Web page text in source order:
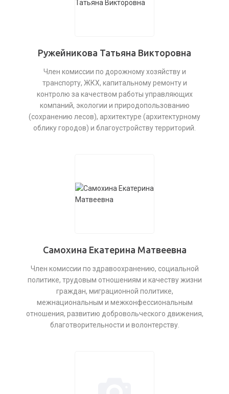
Ружейникова Татьяна Викторовна
Член комиссии по дорожному хозяйству и
транспорту, ЖКХ, капитальному ремонту и
контролю за качеством работы управляющих
компаний, экологии и природопользованию
(сохранению лесов), архитектуре (архитектурному
облику городов) и благоустройству территорий.
Самохина Екатерина Матвеевна
Член комиссии по здравоохранению, социальной
политике, трудовым отношениям и качеству жизни
граждан, миграционной политике,
межнациональным и межконфессиональным
отношения, развитию добровольческого движения,
благотворительности и волонтерству.